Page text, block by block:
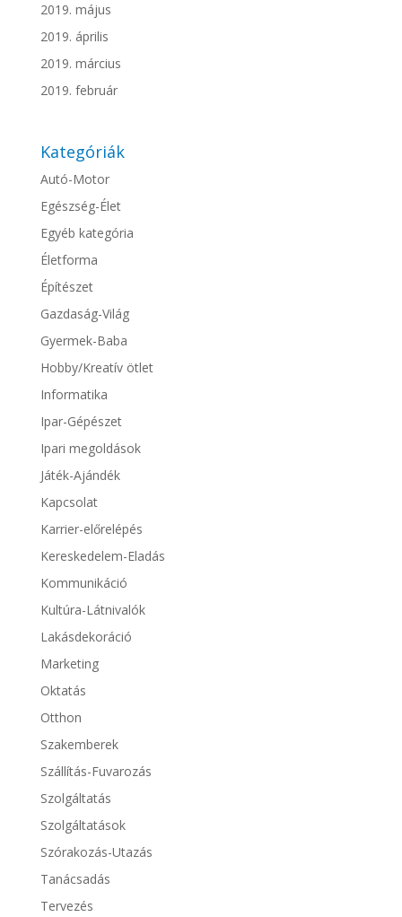
2019. május
2019. április
2019. március
2019. február
Kategóriák
Autó-Motor
Egészség-Élet
Egyéb kategória
Életforma
Építészet
Gazdaság-Világ
Gyermek-Baba
Hobby/Kreatív ötlet
Informatika
Ipar-Gépészet
Ipari megoldások
Játék-Ajándék
Kapcsolat
Karrier-előrelépés
Kereskedelem-Eladás
Kommunikáció
Kultúra-Látnivalók
Lakásdekoráció
Marketing
Oktatás
Otthon
Szakemberek
Szállítás-Fuvarozás
Szolgáltatás
Szolgáltatások
Szórakozás-Utazás
Tanácsadás
Tervezés